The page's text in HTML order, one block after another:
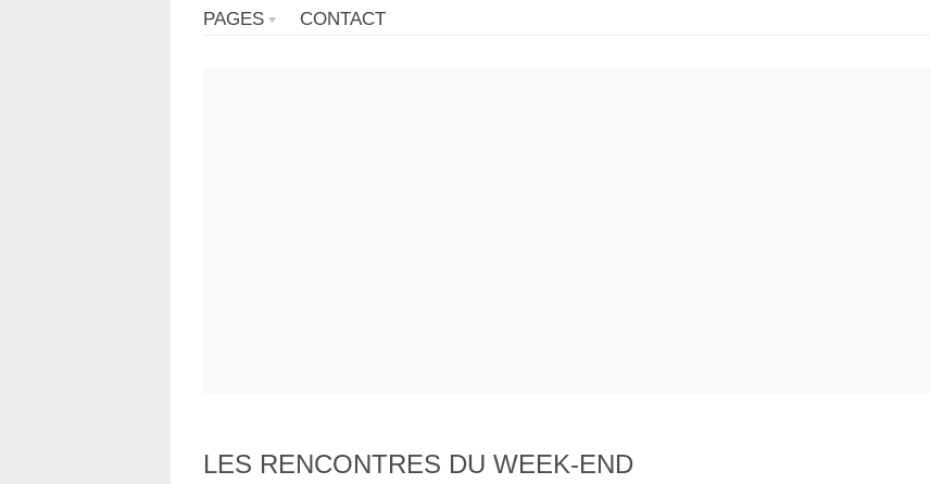
PAGES
CONTACT
LES RENCONTRES DU WEEK-END